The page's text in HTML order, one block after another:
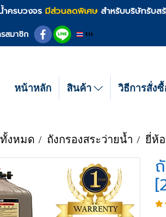
ครบวงจร มีส่วนลดพิเศษ สำหรับบริษัทรับส
สมาชิก TH
หน้าหลัก สินค้า วิธีการสั่งซื้
งหมด ถังกรองสระว่ายน้ำ ยี่ห้